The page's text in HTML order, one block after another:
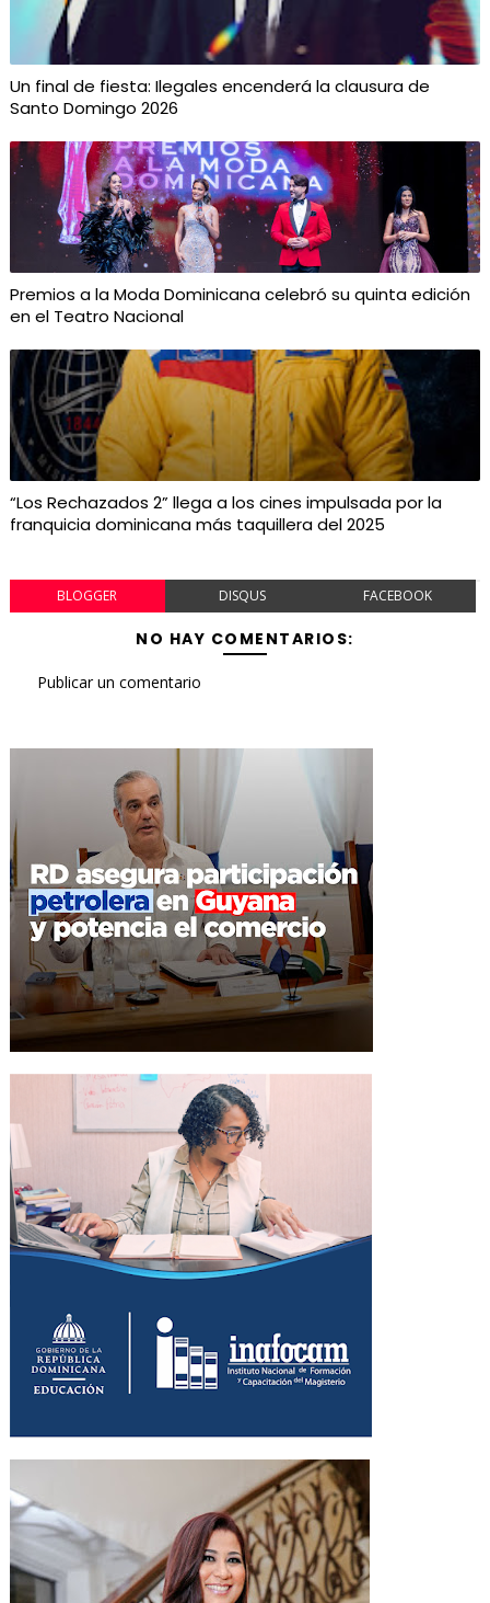
Un final de fiesta: Ilegales encenderá la clausura de
Santo Domingo 2026
Premios a la Moda Dominicana celebró su quinta edición
en el Teatro Nacional
“Los Rechazados 2” llega a los cines impulsada por la
franquicia dominicana más taquillera del 2025
BLOGGER DISQUS FACEBOOK
NO HAY COMENTARIOS:
Publicar un comentario